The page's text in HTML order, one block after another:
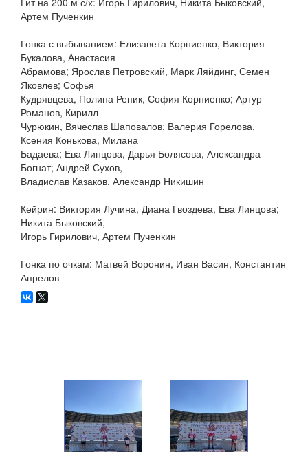
Артем Пученкин
Гонка с выбыванием: Елизавета Корниенко, Виктория
Букалова, Анастасия
Абрамова; Ярослав Петровский, Марк Ляйдинг, Семен
Яковлев; Софья
Кудрявцева, Полина Репик, София Корниенко; Артур
Романов, Кирилл
Чурюкин, Вячеслав Шаповалов; Валерия Горелова,
Ксения Конькова, Милана
Бадаева; Ева Линцова, Дарья Болясова, Александра
Богнат; Андрей Сухов,
Владислав Казаков, Александр Никишин
Кейрин: Виктория Лучина, Диана Гвоздева, Ева Линцова;
Никита Быковский,
Игорь Гирилович, Артем Пученкин
Гонка по очкам: Матвей Воронин, Иван Васин, Константин
Апрелов